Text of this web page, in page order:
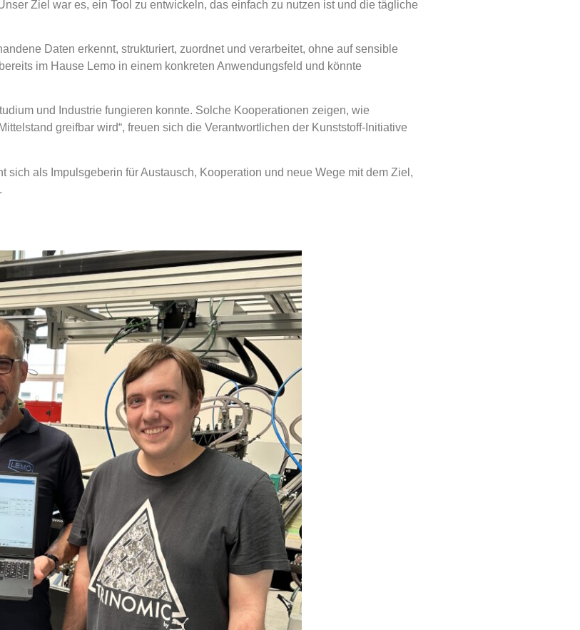
Ziel war es, ein Tool zu entwickeln, das einfach zu nutzen ist und die tägliche
Daten erkennt, strukturiert, zuordnet und verarbeitet, ohne auf sensible
im Hause Lemo in einem konkreten Anwendungsfeld und könnte
und Industrie fungieren konnte. Solche Kooperationen zeigen, wie
greifbar wird“, freuen sich die Verantwortlichen der Kunststoff-Initiative
als Impulsgeberin für Austausch, Kooperation und neue Wege mit dem Ziel,